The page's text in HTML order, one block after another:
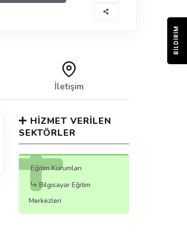
İletişim
HIZMET VERILEN
SEKTÖRLER
Eğitim Kurumları
Bilgisayar Eğitim
Merkezleri
BILDIRIM